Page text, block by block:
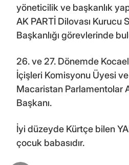
yöneticilik ve başkanlık
AK PARTİ Dilovası Kurucu
Başkanlığı görevlerinde
26. ve 27. Dönemde
İçişleri Komisyonu Üyesi
Macaristan Parlamentolar
Başkanı.
İyi düzeyde Kürtçe bilen
çocuk babasıdır.